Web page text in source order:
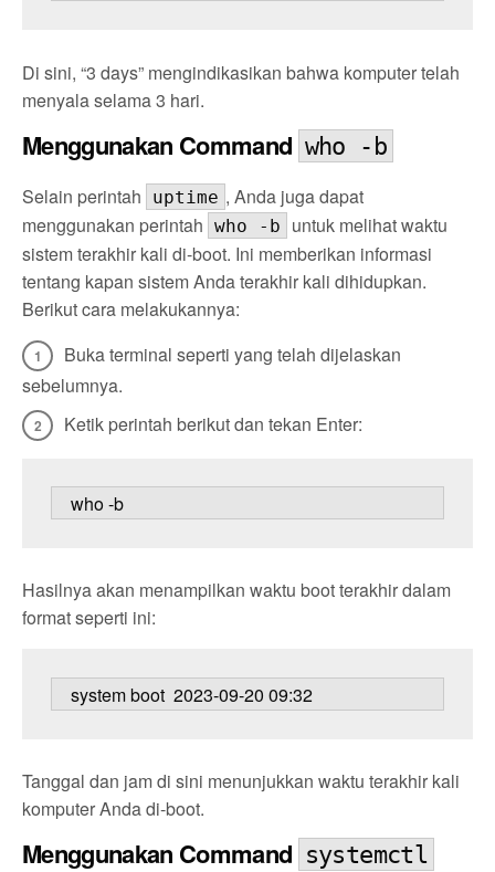
Di sini, “3 days” mengindikasikan bahwa komputer telah
menyala selama 3 hari.
Menggunakan Command who -b
Selain perintah uptime , Anda juga dapat
menggunakan perintah who -b
untuk melihat waktu
sistem terakhir kali di-boot. Ini memberikan informasi
tentang kapan sistem Anda terakhir kali dihidupkan.
Berikut cara melakukannya:
Buka terminal seperti yang telah dijelaskan
sebelumnya.
Ketik perintah berikut dan tekan Enter:
   who -b
Hasilnya akan menampilkan waktu boot terakhir dalam
format seperti ini:
   system boot  2023-09-20 09:32
Tanggal dan jam di sini menunjukkan waktu terakhir kali
komputer Anda di-boot.
Menggunakan Command systemctl